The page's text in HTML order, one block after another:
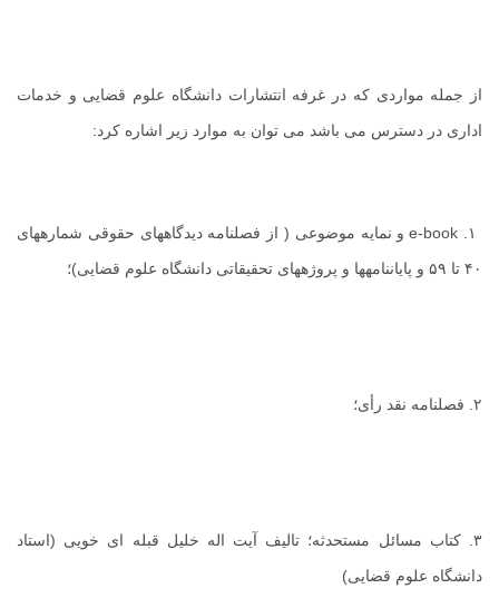
از جمله مواردی که در غرفه انتشارات دانشگاه علوم قضایی و خدمات
اداری در دسترس می باشد می توان به موارد زیر اشاره کرد:
e-bookو نمایه موضوعی ( از فصلنامه دیدگاههای حقوقی شماره­های
۴۰ تا ۵۹ و پایان­نامه­ها و پروژه­های تحقیقاتی دانشگاه علوم قضایی)؛
۲. فصلنامه نقد رأی؛
۳. کتاب مسائل مستحدثه؛ تالیف آیت ­اله خلیل قبله ­ای خویی (استاد
دانشگاه علوم قضایی)